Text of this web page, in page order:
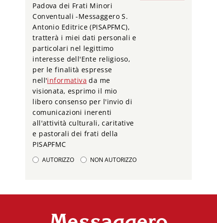
Padova dei Frati Minori
Conventuali -Messaggero S.
Antonio Editrice (PISAPFMC),
tratterà i miei dati personali e
particolari nel legittimo
interesse dell'Ente religioso,
per le finalità espresse
nell'informativa da me
visionata, esprimo il mio
libero consenso per l'invio di
comunicazioni inerenti
all'attività culturali, caritative
e pastorali dei frati della
PISAPFMC
AUTORIZZO NON AUTORIZZO